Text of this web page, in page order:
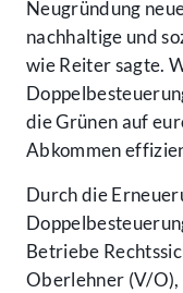
Neugründung
nachhaltige und
wie Reiter sagte.
die Grünen auf
Abkommen
Durch die
Betriebe
Oberlehner (V/